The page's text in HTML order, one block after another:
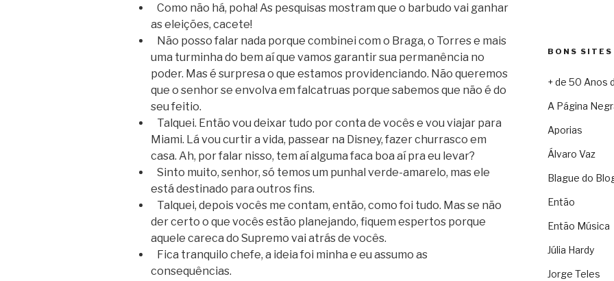
Como não há, poha! As pesquisas mostram que o barbudo vai ganhar
as eleições, cacete!
Não posso falar nada porque combinei com o Braga, o Torres e mais
uma turminha do bem aí que vamos garantir sua permanência no
poder. Mas é surpresa o que estamos providenciando. Não queremos
que o senhor se envolva em falcatruas porque sabemos que não é do
seu feitio.
Talquei. Então vou deixar tudo por conta de vocês e vou viajar para
Miami. Lá vou curtir a vida, passear na Disney, fazer churrasco em
casa. Ah, por falar nisso, tem aí alguma faca boa aí pra eu levar?
Sinto muito, senhor, só temos um punhal verde-amarelo, mas ele
está destinado para outros fins.
Talquei, depois vocês me contam, então, como foi tudo. Mas se não
der certo o que vocês estão planejando, fiquem espertos porque
aquele careca do Supremo vai atrás de vocês.
Fica tranquilo chefe, a ideia foi minha e eu assumo as
consequências.
BONS SITES
+ de 50 Anos
A Página
Aporias
Álvaro Vaz
Blague do
Então
Então Música
Júlia Hardy
Jorge Teles